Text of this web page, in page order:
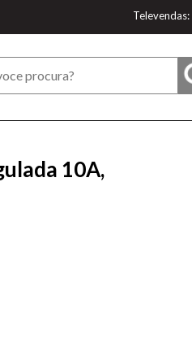
Televendas:
10A,